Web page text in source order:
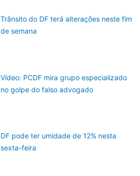
Trânsito do DF terá alterações neste fim
de semana
Vídeo: PCDF mira grupo especializado
no golpe do falso advogado
DF pode ter umidade de 12% nesta
sexta-feira